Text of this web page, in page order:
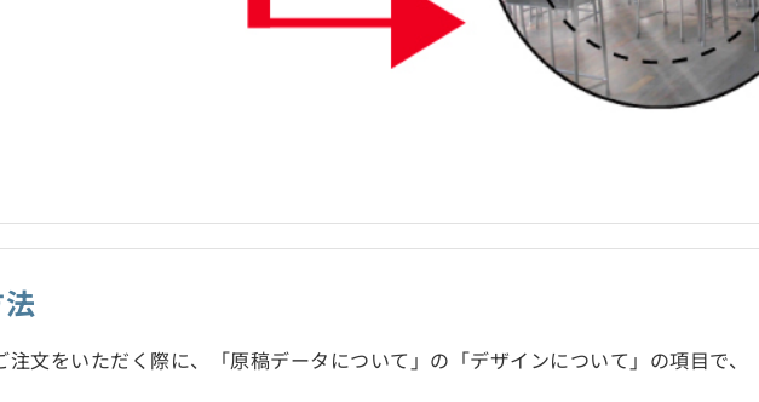
注文をいただく際に、「原稿データについて」の「デザインについて」の項目で